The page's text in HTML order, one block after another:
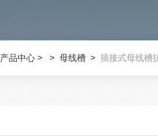
产品中心 > > 母线槽 > 插接式母线槽